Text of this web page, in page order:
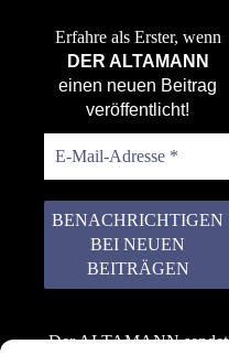
Erfahre als Erster, wenn
DER ALTAMANN
einen neuen Beitrag
veröffentlicht!
Der ALTAMANN sendet